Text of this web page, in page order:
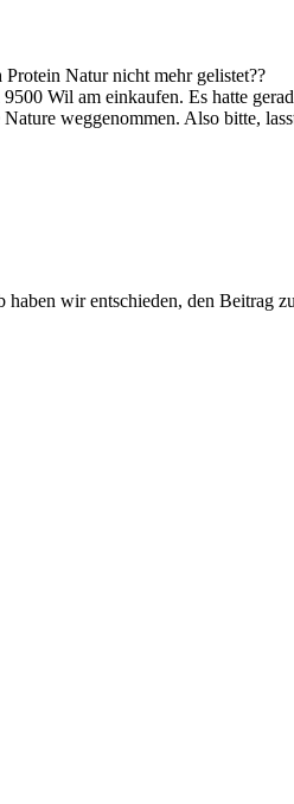
Natur nicht mehr gelistet??
Wil am einkaufen. Es hatte
weggenommen. Also bitte,
wir entschieden, den Beitrag